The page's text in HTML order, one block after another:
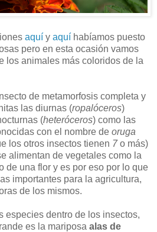
aquí y aquí habíamos puesto
pero en esta ocasión vamos
los animales más coloridos de la
de metamorfosis completa y
las diurnas (ropalóceros)
(heteróceros) como las
con el nombre de oruga
los otros insectos tienen 7o más)
alimentan de vegetales como la
de una flor y es por eso por lo que
importantes para la agricultura,
de los mismos.
especies dentro de los insectos,
es la mariposa alas de